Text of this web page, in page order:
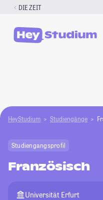
Zum
springen
DIE ZEIT
HeyStudium Studiengänge
Studiengangsprofil
Französisch
Universität Erfurt